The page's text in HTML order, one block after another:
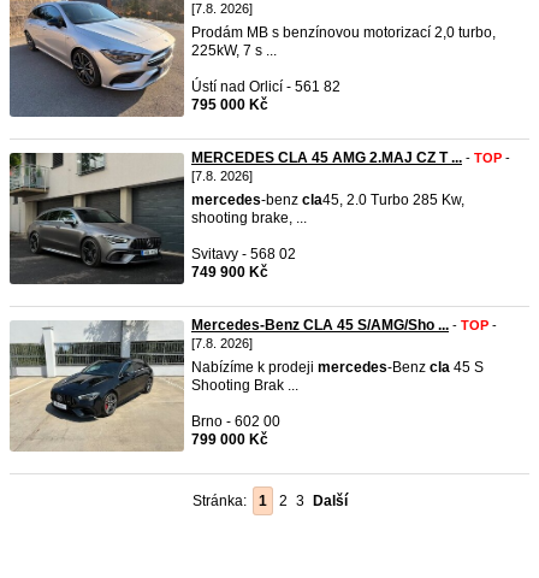
[7.8. 2026]
Prodám MB s benzínovou motorizací 2,0 turbo,
225kW, 7 s ...
Ústí nad Orlicí - 561 82
795 000 Kč
MERCEDES CLA 45 AMG 2.MAJ CZ T ... - TOP -
[7.8. 2026]
mercedes-benz cla45, 2.0 Turbo 285 Kw,
shooting brake, ...
Svitavy - 568 02
749 900 Kč
Mercedes-Benz CLA 45 S/AMG/Sho ... - TOP -
[7.8. 2026]
Nabízíme k prodeji mercedes-Benz cla 45 S
Shooting Brak ...
Brno - 602 00
799 000 Kč
Stránka: 1 2 3 Další